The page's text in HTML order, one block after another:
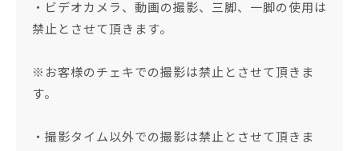
・ビデオカメラ、動画の撮影、三脚、一脚の使用は
禁止とさせて頂きます。
※お客様のチェキでの撮影は禁止とさせて頂きま
す。
・撮影タイム以外での撮影は禁止とさせて頂きま